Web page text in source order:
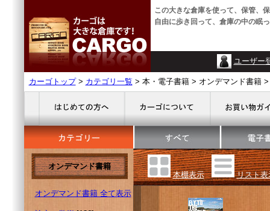
この大きな倉庫を使って、保管、
自由に歩き回って、倉庫の中の眠
ユーザー
カーゴトップ> カテゴリ一覧 > 本・電子書籍 > オンデマンド書籍
オンデマンド書籍
オンデマンド書籍 全て表示
本棚表示 リスト表